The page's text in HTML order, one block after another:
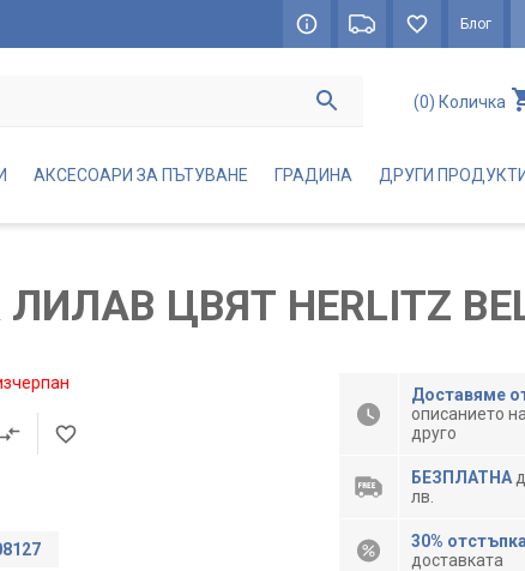
Блог
(0) Количка
АКСЕСОАРИ ЗА ПЪТУВАНЕ ГРАДИНА ДРУГИ
ЦВЯТ HERLITZ
Доставяме
описанието
друго
БЕЗПЛАТНА
лв.
30% отстъпка
доставката